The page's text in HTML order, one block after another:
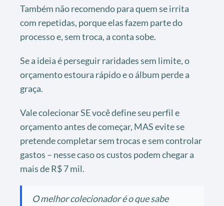
Também não recomendo para quem se irrita
com repetidas, porque elas fazem parte do
processo e, sem troca, a conta sobe.
Se a ideia é perseguir raridades sem limite, o
orçamento estoura rápido e o álbum perde a
graça.
Vale colecionar SE você define seu perfil e
orçamento antes de começar, MAS evite se
pretende completar sem trocas e sem controlar
gastos – nesse caso os custos podem chegar a
mais de R$ 7 mil.
O melhor colecionador é o que sabe